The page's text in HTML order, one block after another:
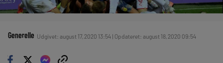
Generelle Udgivet: august 17, 2020 13:54 | Opdateret: august 18, 2020 09:54